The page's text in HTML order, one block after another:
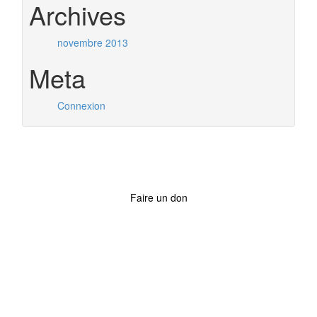
Archives
novembre 2013
Meta
Connexion
Faire un don